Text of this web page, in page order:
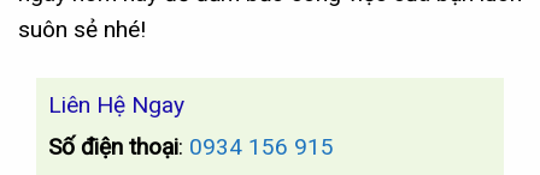
suôn sẻ nhé!
Liên Hệ Ngay
Số điện thoại: 0934 156 915